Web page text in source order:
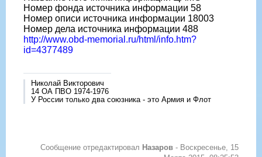
Номер фонда источника информации 58
Номер описи источника информации 18003
Номер дела источника информации 488
http://www.obd-memorial.ru/html/info.htm?
id=4377489
Николай Викторович
14 ОА ПВО 1974-1976
У России только два союзника - это Армия и Флот
Сообщение отредактировал Назаров - Воскресенье, 15